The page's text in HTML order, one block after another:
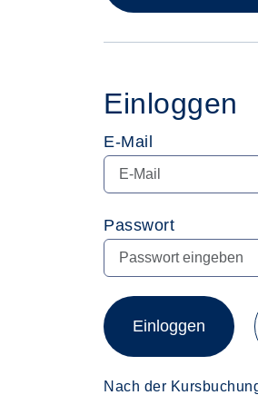
Einloggen
E-Mail
Passwort
Einloggen
Nach der